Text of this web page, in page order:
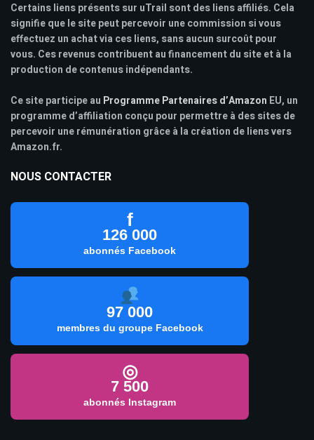
Certains liens présents sur uTrail sont des liens affiliés. Cela
signifie que le site peut percevoir une commission si vous
effectuez un achat via ces liens, sans aucun surcoût pour
vous. Ces revenus contribuent au financement du site et à la
production de contenus indépendants.
Ce site participe au Programme Partenaires d’Amazon EU, un
programme d’affiliation conçu pour permettre à des sites de
percevoir une rémunération grâce à la création de liens vers
Amazon.fr.
NOUS CONTACTER
f
126 000
abonnés Facebook
97 000
membres du groupe Facebook
◎
7 500
abonnés Instagram